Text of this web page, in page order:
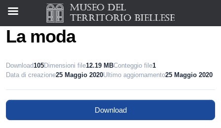
La moda
Download105Dimensioni file12.19 MBConteggio file1
Data di creazione25 Maggio 2020Ultimo aggiornamento25 Maggio 2020
Download